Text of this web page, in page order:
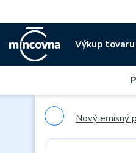
Výkup tovaru
Nový emisný